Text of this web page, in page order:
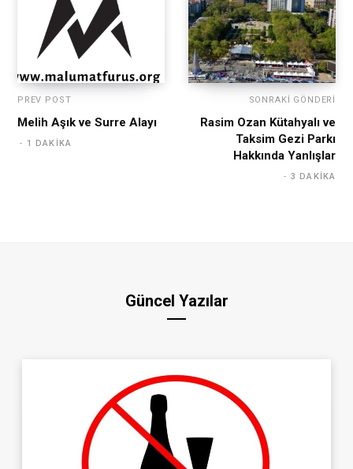
PREV POST
Melih Aşık ve Surre Alayı
1 DAKIKA
SONRAKI GÖNDERI
Rasim Ozan Kütahyalı ve
Taksim Gezi Parkı
Hakkında Yanlışlar
3 DAKIKA
Güncel Yazılar